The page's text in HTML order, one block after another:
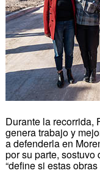
Durante la recorrida,
genera trabajo y
a defenderla en
por su parte,
“define si estas